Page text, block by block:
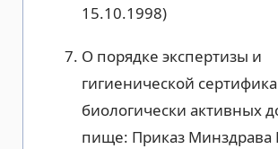
15.10.1998)
О порядке экспертизы и
гигиенической
биологически активных
пище: Приказ Минздрава